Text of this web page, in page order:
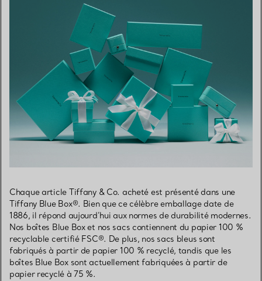
Chaque article Tiffany & Co. acheté est présenté dans une
Tiffany Blue Box®. Bien que ce célèbre emballage date de
1886, il répond aujourd’hui aux normes de durabilité modernes.
Nos boîtes Blue Box et nos sacs contiennent du papier 100 %
recyclable certifié FSC®. De plus, nos sacs bleus sont
fabriqués à partir de papier 100 % recyclé, tandis que les
boîtes Blue Box sont actuellement fabriquées à partir de
papier recyclé à 75 %.